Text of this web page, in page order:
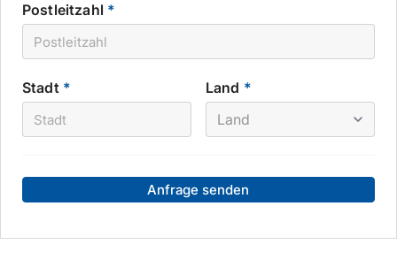
Postleitzahl *
Stadt * Land *
Anfrage senden